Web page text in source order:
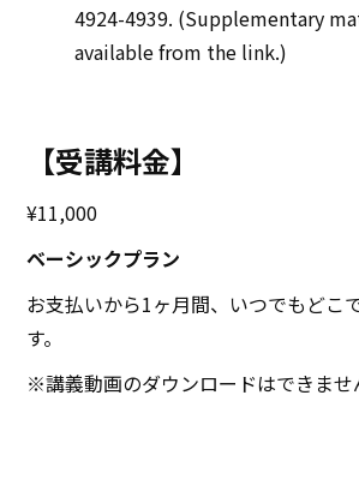
4924-4939. (Supplementary
available from the link.)
【受講料金】
¥11,000
ベーシックプラン
お支払いから1ヶ月間、いつでもどこ
す。
※講義動画のダウンロードはできませ